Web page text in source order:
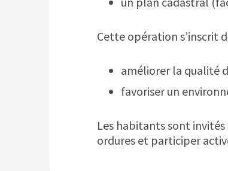
Cette opération s’inscrit
améliorer la qualité
favoriser un
Les habitants sont
ordures et participer